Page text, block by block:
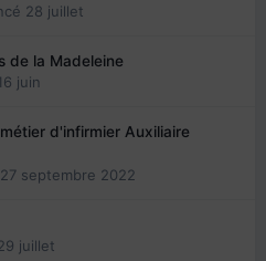
28 juillet
de la Madeleine
juin
d'infirmier Auxiliaire
27 septembre 2022
juillet